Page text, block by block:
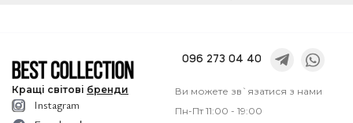
Кращі світові бренди
096 273 04 40
Ви можете зв`язатися з нами
Пн-Пт 11:00 - 19:00
Instagram